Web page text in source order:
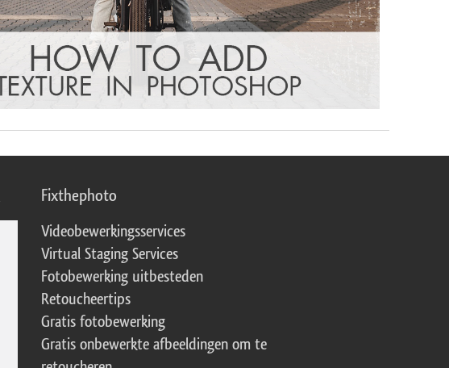
Fixthephoto
Videobewerkingsservices
Virtual Staging Services
Fotobewerking uitbesteden
Retoucheertips
Gratis fotobewerking
Gratis onbewerkte afbeeldingen om te